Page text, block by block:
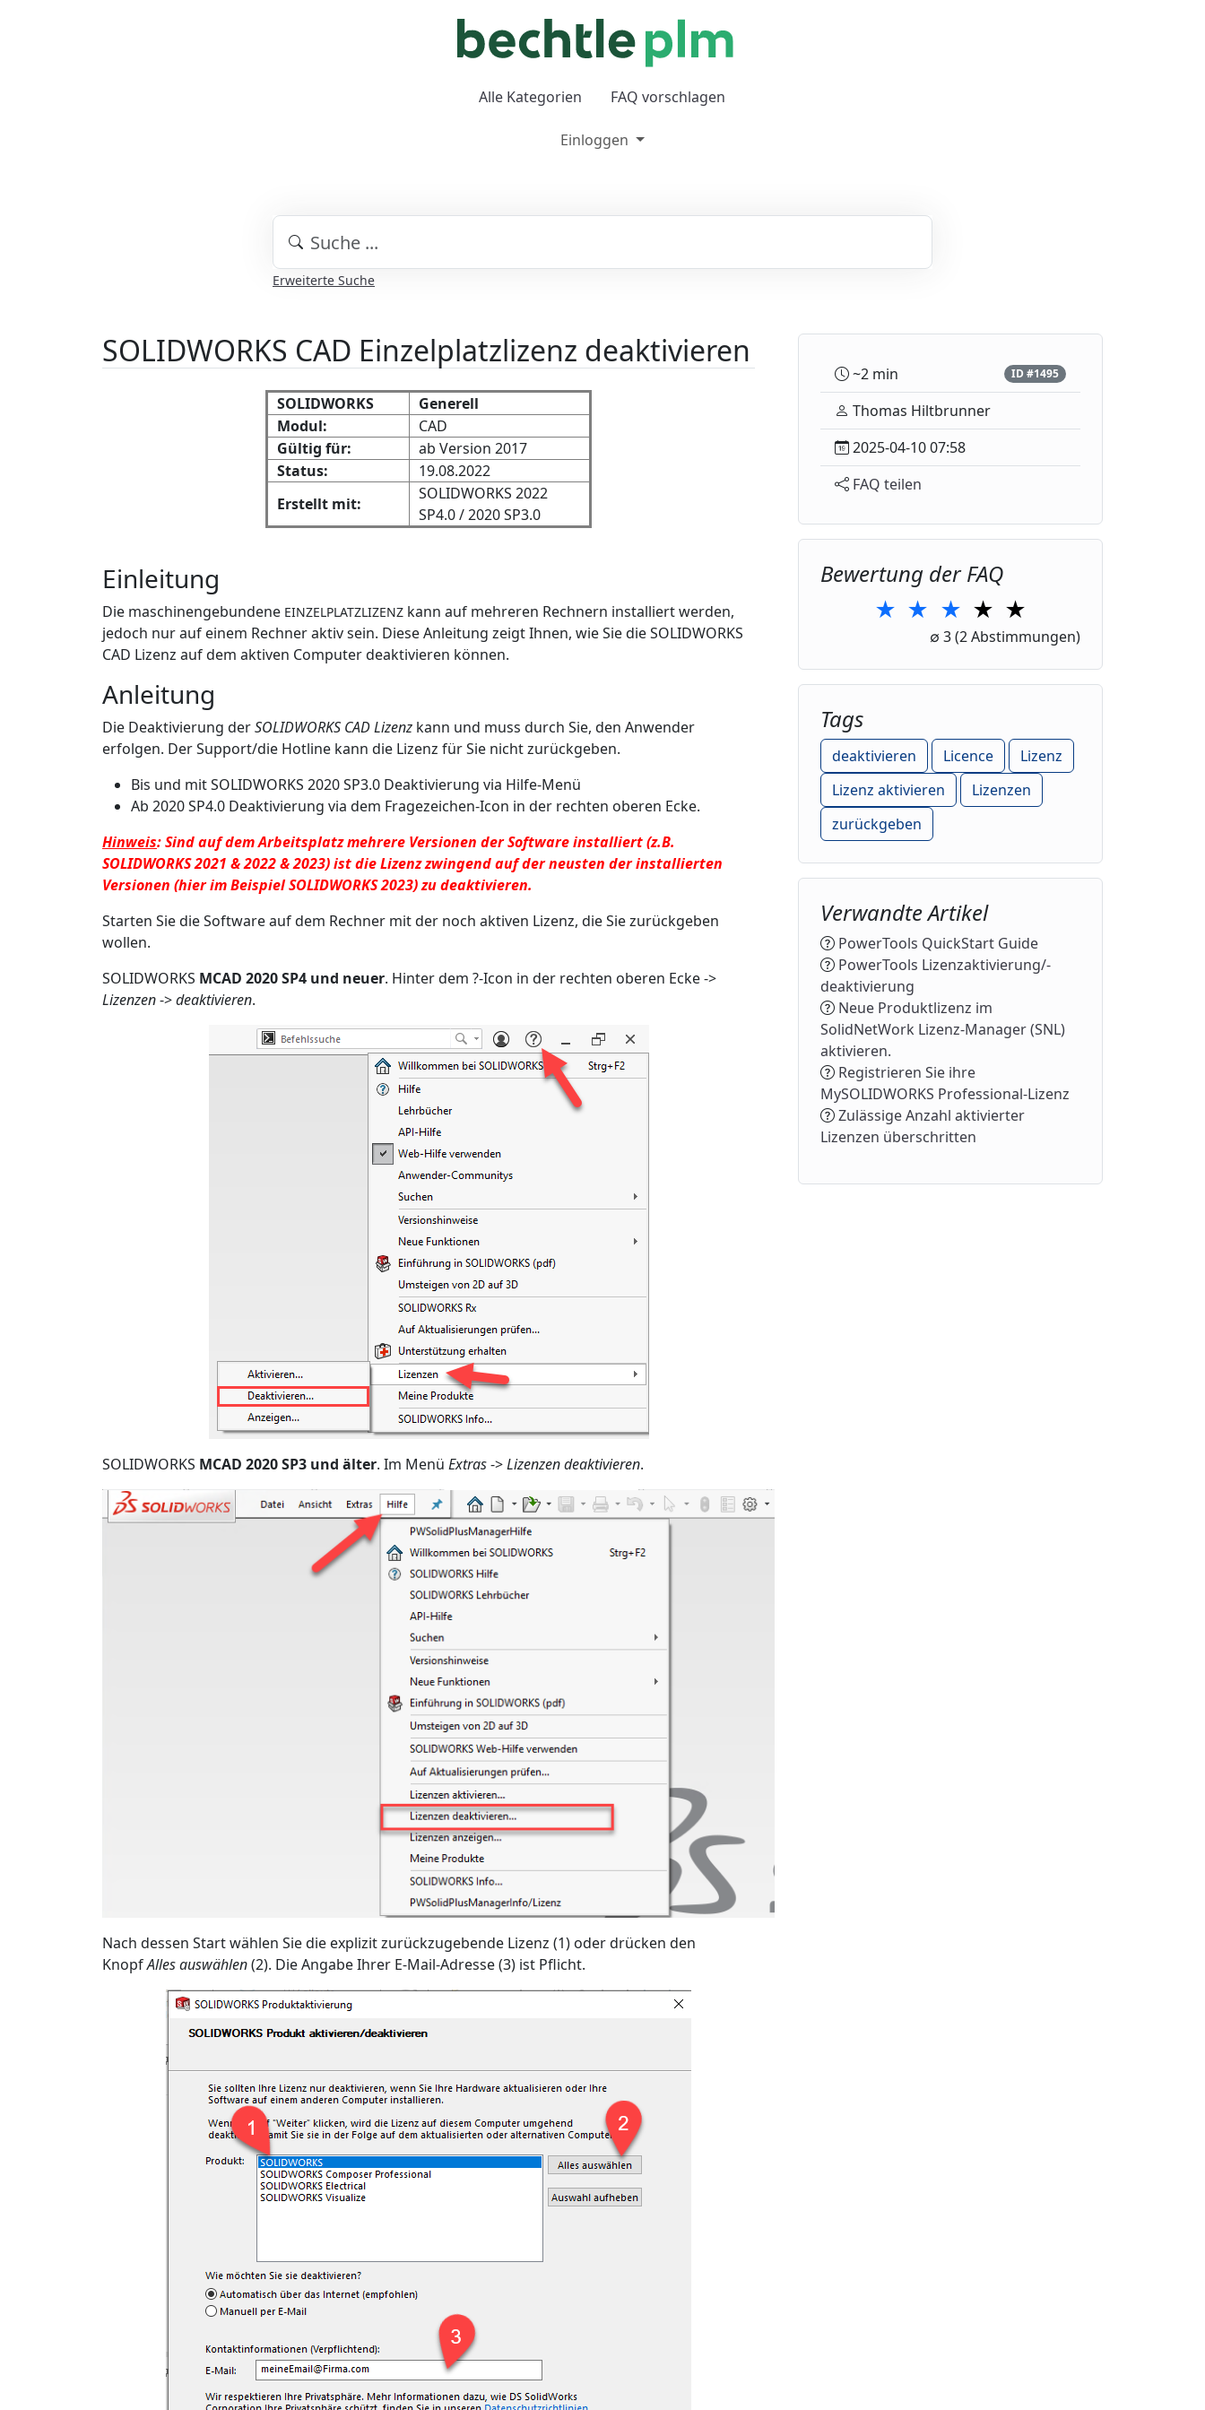
Alle Kategorien FAQ vorschlagen
Einloggen
Erweiterte Suche
SOLIDWORKS CAD Einzelplatzlizenz deaktivieren
SOLIDWORKS
Generell
Modul:
CAD
Gültig für:
ab Version 2017
Status:
19.08.2022
Erstellt mit:
SOLIDWORKS 2022
SP4.0 / 2020 SP3.0
Einleitung
Die maschinengebundene EINZELPLATZLIZENZ kann auf mehreren Rechnern installiert werden,
jedoch nur auf einem Rechner aktiv sein. Diese Anleitung zeigt Ihnen, wie Sie die SOLIDWORKS
CAD Lizenz auf dem aktiven Computer deaktivieren können.
Anleitung
Die Deaktivierung derSOLIDWORKS CAD Lizenz kann und muss durch Sie, den Anwender
erfolgen. Der Support/die Hotline kann die Lizenz für Sie nicht zurückgeben.
Bis und mit SOLIDWORKS 2020 SP3.0 Deaktivierung via Hilfe-Menü
Ab 2020 SP4.0 Deaktivierung via dem Fragezeichen-Icon in der rechten oberen Ecke.
Hinweis: Sind auf dem Arbeitsplatz mehrere Versionen der Software installiert (z.B.
SOLIDWORKS 2021 & 2022 & 2023) ist die Lizenz zwingend auf der neusten der installierten
Versionen (hier im Beispiel SOLIDWORKS 2023) zu deaktivieren.
Starten Sie die Software auf dem Rechner mit der noch aktiven Lizenz, die Sie zurückgeben
wollen.
SOLIDWORKS MCAD 2020 SP4 und neuer. Hinter dem ?-Icon in der rechten oberen Ecke ->
Lizenzen->deaktivieren.
SOLIDWORKS MCAD 2020 SP3 und älter. Im Menü Extras->Lizenzen deaktivieren.
Nach dessen Start wählen Sie die explizit zurückzugebende Lizenz (1) oder drücken den
KnopfAlles auswählen(2). Die Angabe Ihrer E-Mail-Adresse (3) ist Pflicht.
~2 min ID #1495
Thomas Hiltbrunner
2025-04-10 07:58
FAQ teilen
Bewertung der FAQ
★
1 Star
★
2 Stars
★
3 Stars
★
4 Stars
★
5 Stars
∅ 3(2 Abstimmungen)
Tags
deaktivieren Licence
Lizenz
Lizenz aktivieren
Lizenzen
zurückgeben
Verwandte Artikel
PowerTools QuickStart Guide
PowerTools Lizenzaktivierung/-
deaktivierung
Neue Produktlizenz im
SolidNetWork Lizenz-Manager (SNL)
aktivieren.
Registrieren Sie ihre
MySOLIDWORKS Professional-Lizenz
Zulässige Anzahl aktivierter
Lizenzen überschritten